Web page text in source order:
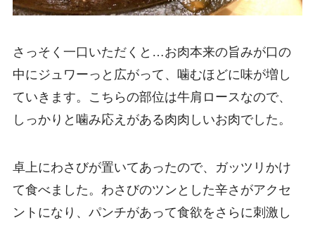
さっそく一口いただくと…お肉本来の旨みが口の
中にジュワーっと広がって、噛むほどに味が増し
ていきます。こちらの部位は牛肩ロースなので、
しっかりと噛み応えがある肉肉しいお肉でした。
卓上にわさびが置いてあったので、ガッツリかけ
て食べました。わさびのツンとした辛さがアクセ
ントになり、パンチがあって食欲をさらに刺激し